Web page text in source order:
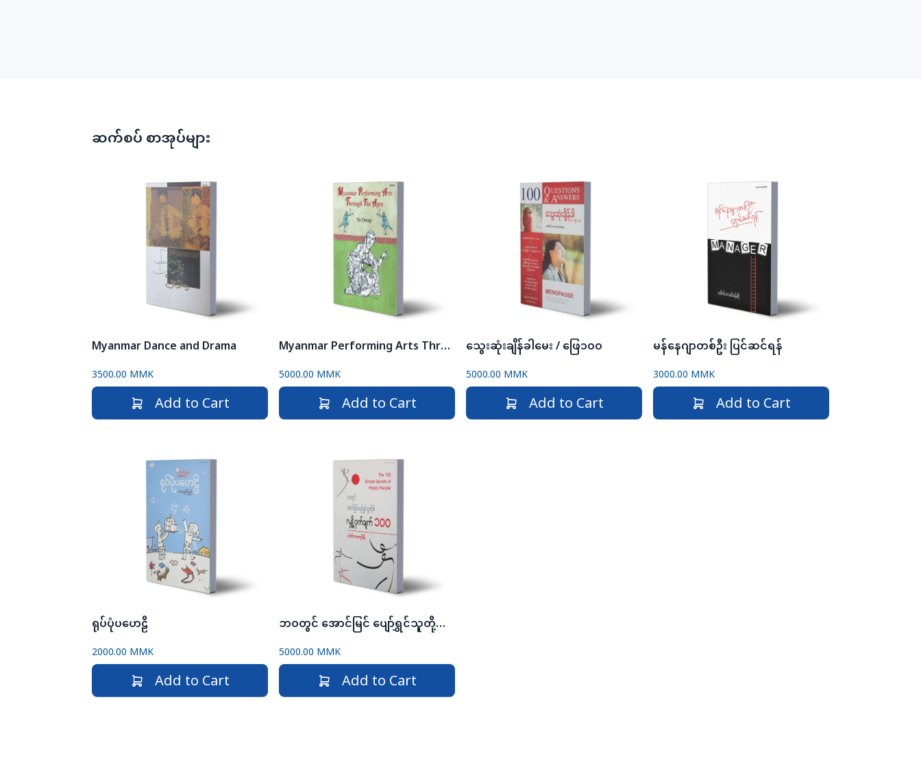
ဆက်စပ် စာအုပ်များ
Myanmar Dance and Drama
3500.00 MMK
Add to Cart
Myanmar Performing Arts Through The Agess
5000.00 MMK
Add to Cart
သွေးဆုံးချိန်ခါမေး / ဖြေ၁၀၀
5000.00 MMK
Add to Cart
မန်နေဂျာတစ်ဦး ပြင်ဆင်ရန်
3000.00 MMK
Add to Cart
ရုပ်ပုံပဟေဠိ
2000.00 MMK
Add to Cart
ဘဝတွင် အောင်မြင် ပျော်ရွှင်သူတို့၏ လျို့ဝှက်ချက် ၁ဝဝ
5000.00 MMK
Add to Cart